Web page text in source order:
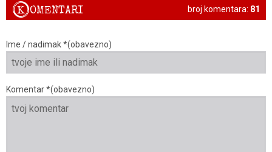
broj komentara: 81
KOMENTARI
Ime / nadimak *(obavezno)
Komentar *(obavezno)